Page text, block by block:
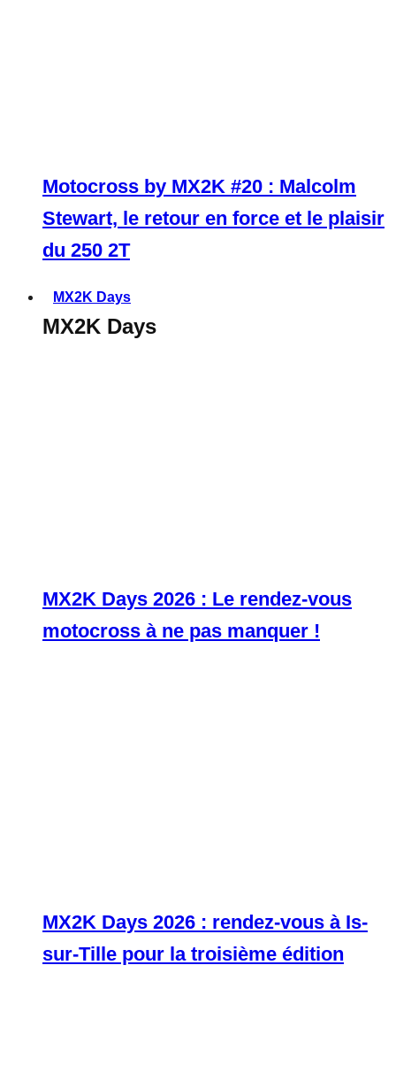
Motocross by MX2K #20 : Malcolm
Stewart, le retour en force et le plaisir
du 250 2T
MX2K Days
MX2K Days
MX2K Days 2026 : Le rendez-vous
motocross à ne pas manquer !
MX2K Days 2026 : rendez-vous à Is-
sur-Tille pour la troisième édition